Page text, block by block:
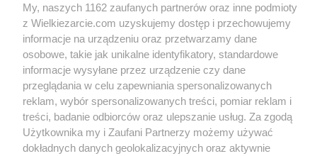
My, naszych 1162 zaufanych partnerów oraz inne podmioty
z Wielkiezarcie.com uzyskujemy dostęp i przechowujemy
informacje na urządzeniu oraz przetwarzamy dane
osobowe, takie jak unikalne identyfikatory, standardowe
informacje wysyłane przez urządzenie czy dane
przeglądania w celu zapewniania spersonalizowanych
reklam, wybór spersonalizowanych treści, pomiar reklam i
treści, badanie odbiorców oraz ulepszanie usług. Za zgodą
Użytkownika my i Zaufani Partnerzy możemy używać
dokładnych danych geolokalizacyjnych oraz aktywnie